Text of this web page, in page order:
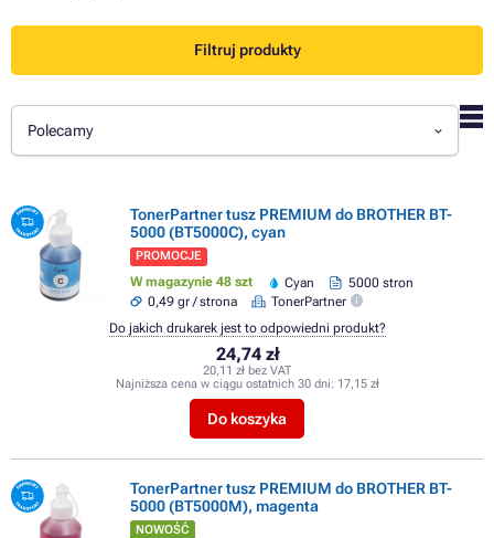
Filtruj produkty
Polecamy
TonerPartner tusz PREMIUM do BROTHER BT-
5000 (BT5000C), cyan
PROMOCJE
W magazynie 48 szt Cyan
5000 stron
0,49 gr / strona
TonerPartner
24,74 zł
20,11 zł bez VAT
Najniższa cena w ciągu ostatnich 30 dni: 17,15 zł
Do koszyka
Do jakich drukarek jest to odpowiedni produkt?
TonerPartner tusz PREMIUM do BROTHER BT-
5000 (BT5000M), magenta
NOWOŚĆ